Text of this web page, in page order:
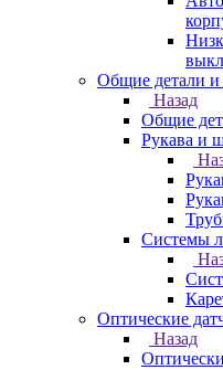
Общие детали
Назад
Общие
Рукава и
Системы
Оптические
Назад